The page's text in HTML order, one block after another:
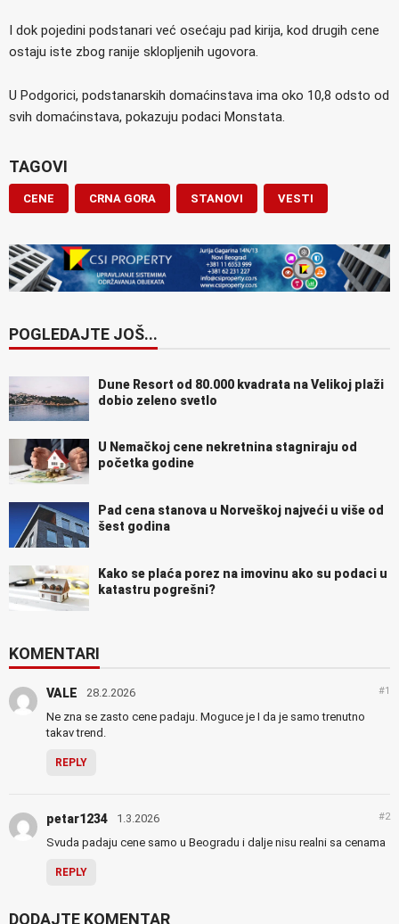
I dok pojedini podstanari već osećaju pad kirija, kod drugih cene
ostaju iste zbog ranije sklopljenih ugovora.
U Podgorici, podstanarskih domaćinstava ima oko 10,8 odsto od
svih domaćinstava, pokazuju podaci Monstata.
TAGOVI
CENE CRNA GORA STANOVI VESTI
POGLEDAJTE JOŠ...
Dune Resort od 80.000 kvadrata na Velikoj plaži
dobio zeleno svetlo
U Nemačkoj cene nekretnina stagniraju od
početka godine
Pad cena stanova u Norveškoj najveći u više od
šest godina
Kako se plaća porez na imovinu ako su podaci u
katastru pogrešni?
KOMENTARI
VALE 28.2.2026 #1
Ne zna se zasto cene padaju. Moguce je I da je samo trenutno
takav trend.
REPLY
petar1234 1.3.2026 #2
Svuda padaju cene samo u Beogradu i dalje nisu realni sa cenama
REPLY
DODAJTE KOMENTAR